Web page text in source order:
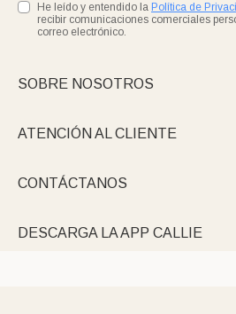
He leído y entendido la Política de
recibir comunicaciones comerciales
correo electrónico.
SOBRE NOSOTROS
ATENCIÓN AL CLIENTE
CONTÁCTANOS
DESCARGA LA APP CALLIE